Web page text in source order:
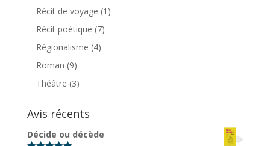
Récit de voyage (1)
Récit poétique (7)
Régionalisme (4)
Roman (9)
Théâtre (3)
Avis récents
Décide ou décède